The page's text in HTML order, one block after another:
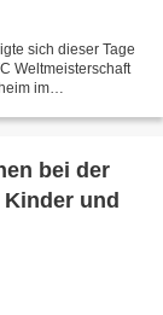
sich dieser Tage
Weltmeisterschaft
im
bei der
und